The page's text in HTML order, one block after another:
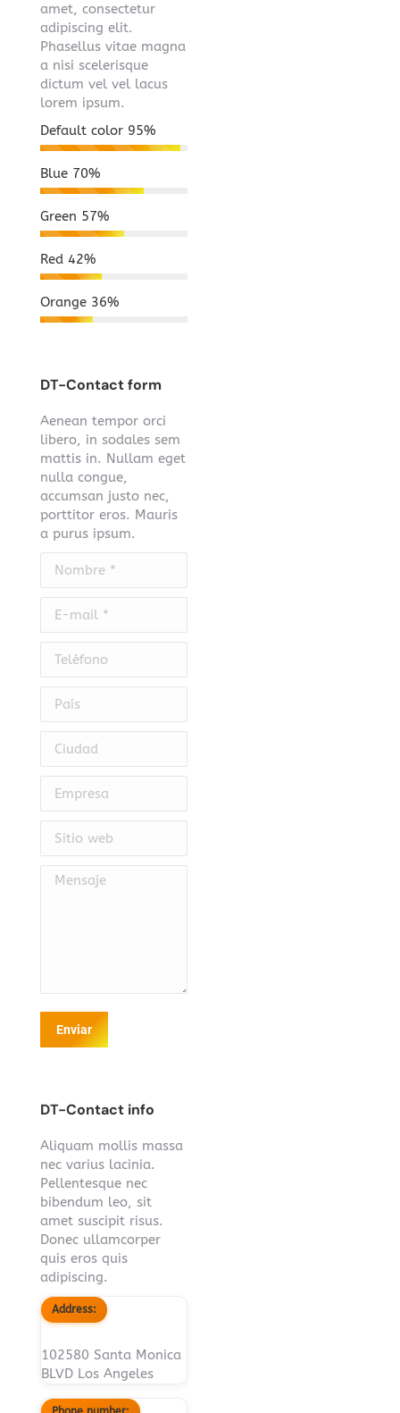
amet, consectetur
adipiscing elit.
Phasellus vitae magna
a nisi scelerisque
dictum vel vel lacus
lorem ipsum.
Default color 95%
Blue 70%
Green 57%
Red 42%
Orange 36%
DT-Contact form
Aenean tempor orci
libero, in sodales sem
mattis in. Nullam eget
nulla congue,
accumsan justo nec,
porttitor eros. Mauris
a purus ipsum.
Nombre *
E-mail *
Teléfono
País
Ciudad
Empresa
Sitio web
Mensaje
Enviar
DT-Contact info
Aliquam mollis massa
nec varius lacinia.
Pellentesque nec
bibendum leo, sit
amet suscipit risus.
Donec ullamcorper
quis eros quis
adipiscing.
Address:
102580 Santa Monica
BLVD Los Angeles